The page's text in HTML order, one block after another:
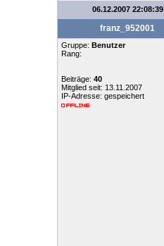
06.12.2007 22:08:39
franz_952001
Gruppe: Benutzer
Rang:
Beiträge: 40
Mitglied seit: 13.11.2007
IP-Adresse: gespeichert